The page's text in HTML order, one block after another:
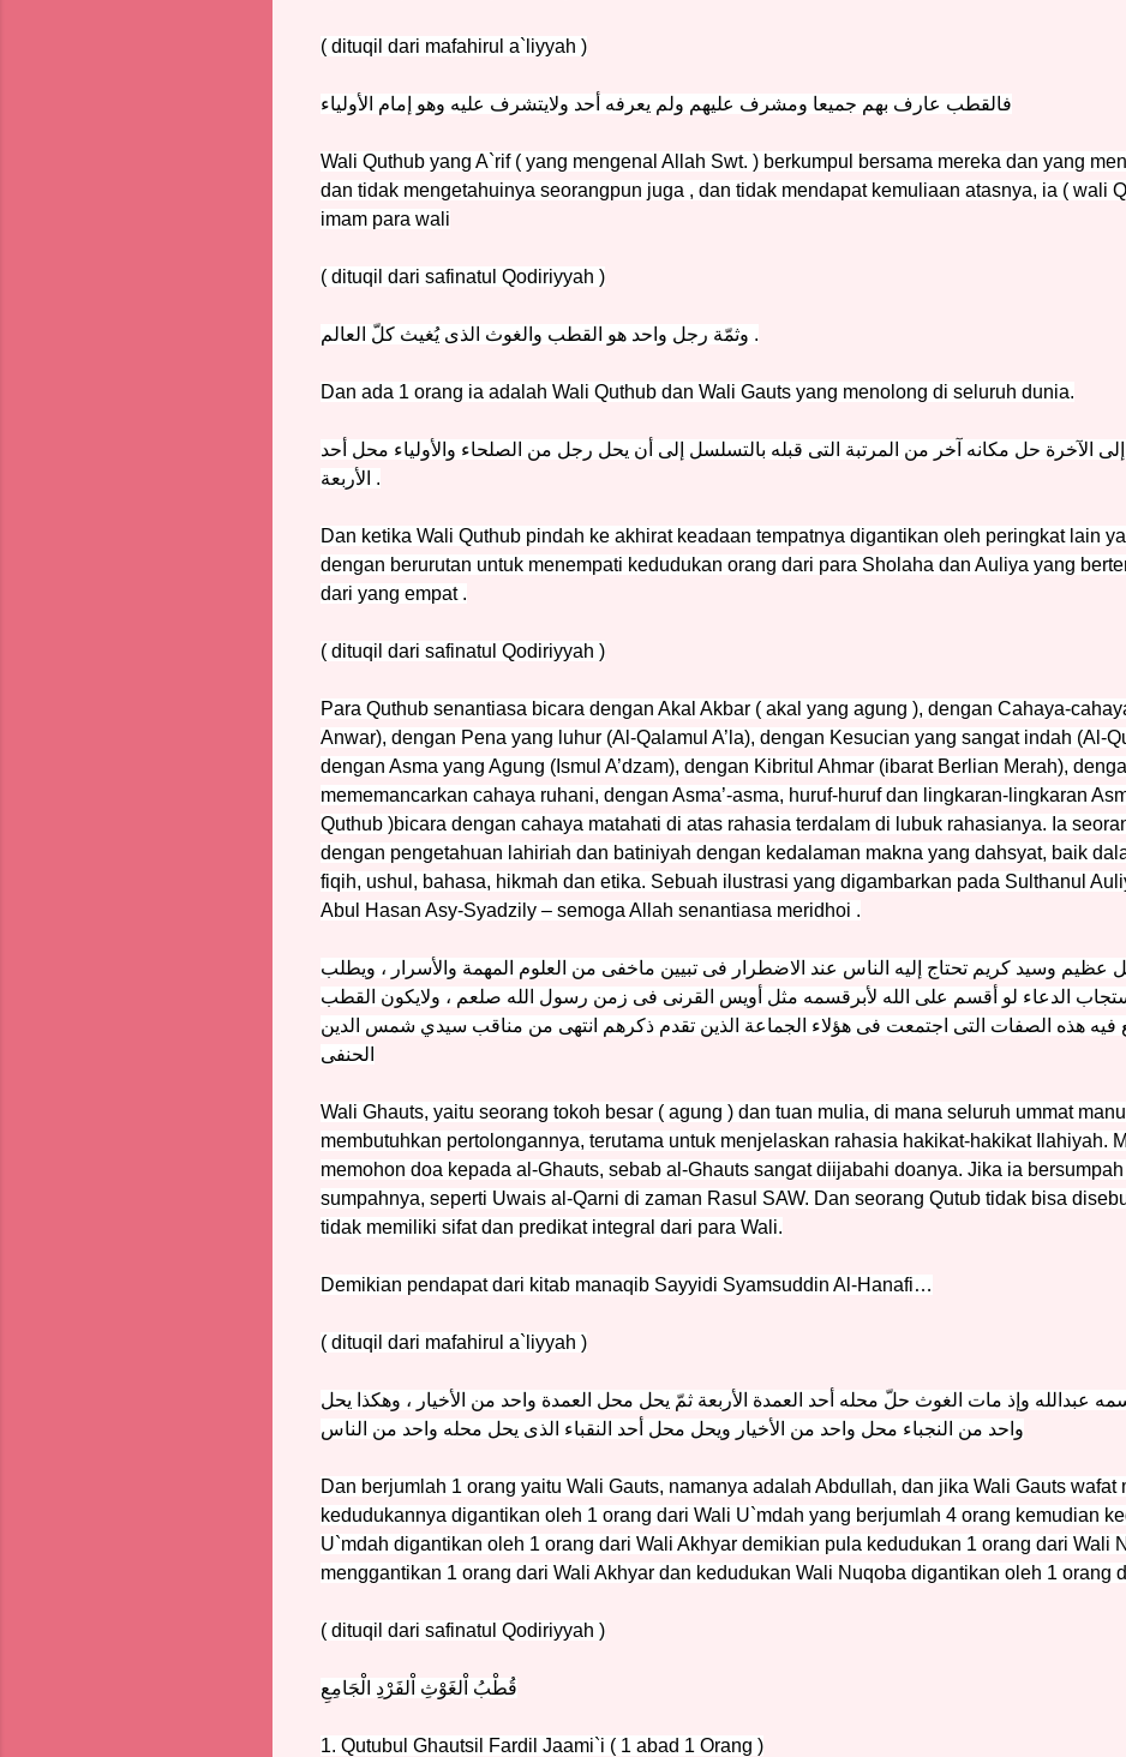
( dituqil dari mafahirul a`liyyah )
فالقطب عارف بهم جميعا ومشرف عليهم ولم يعرفه أحد ولايتشرف عليه وهو إمام الأولياء
Wali Quthub yang A`rif ( yang mengenal Allah Swt. ) berkumpul bersama mereka dan yang
dan tidak mengetahuinya seorangpun juga , dan tidak mendapat kemuliaan atasnya, ia ( wali
imam para wali
( dituqil dari safinatul Qodiriyyah )
وثمّة رجل واحد هو القطب والغوث الذى يُغيث كلّ العالم .
Dan ada 1 orang ia adalah Wali Quthub dan Wali Gauts yang menolong di seluruh dunia.
الآخرة حل مكانه آخر من المرتبة التى قبله بالتسلسل إلى أن يحل رجل من الصلحاء والأولياء محل أحد
الأربعة .
Dan ketika Wali Quthub pindah ke akhirat keadaan tempatnya digantikan oleh peringkat lain
dengan berurutan untuk menempati kedudukan orang dari para Sholaha dan Auliya yang
dari yang empat .
( dituqil dari safinatul Qodiriyyah )
Para Quthub senantiasa bicara dengan Akal Akbar ( akal yang agung ), dengan Cahaya-
Anwar), dengan Pena yang luhur (Al-Qalamul A’la), dengan Kesucian yang sangat indah (Al-
dengan Asma yang Agung (Ismul A’dzam), dengan Kibritul Ahmar (ibarat Berlian Merah),
mememancarkan cahaya ruhani, dengan Asma’-asma, huruf-huruf dan lingkaran-lingkaran
Quthub )bicara dengan cahaya matahati di atas rahasia terdalam di lubuk rahasianya. Ia
dengan pengetahuan lahiriah dan batiniyah dengan kedalaman makna yang dahsyat, baik
fiqih, ushul, bahasa, hikmah dan etika. Sebuah ilustrasi yang digambarkan pada Sulthanul
Abul Hasan Asy-Syadzily – semoga Allah senantiasa meridhoi .
وسيد كريم تحتاج إليه الناس عند الاضطرار فى تبيين ماخفى من العلوم المهمة والأسرار ، ويطلب
الدعاء لو أقسم على الله لأبرقسمه مثل أويس القرنى فى زمن رسول الله صلعم ، ولايكون القطب
فيه هذه الصفات التى اجتمعت فى هؤلاء الجماعة الذين تقدم ذكرهم انتهى من مناقب سيدي شمس الدين
الحنفى
Wali Ghauts, yaitu seorang tokoh besar ( agung ) dan tuan mulia, di mana seluruh ummat
membutuhkan pertolongannya, terutama untuk menjelaskan rahasia hakikat-hakikat Ilahiyah.
memohon doa kepada al-Ghauts, sebab al-Ghauts sangat diijabahi doanya. Jika ia
sumpahnya, seperti Uwais al-Qarni di zaman Rasul SAW. Dan seorang Qutub tidak bisa
tidak memiliki sifat dan predikat integral dari para Wali.
Demikian pendapat dari kitab manaqib Sayyidi Syamsuddin Al-Hanafi…
( dituqil dari mafahirul a`liyyah )
عبدالله وإذ مات الغوث حلّ محله أحد العمدة الأربعة ثمّ يحل محل العمدة واحد من الأخيار ، وهكذا يحل
واحد من النجباء محل واحد من الأخيار ويحل محل أحد النقباء الذى يحل محله واحد من الناس
Dan berjumlah 1 orang yaitu Wali Gauts, namanya adalah Abdullah, dan jika Wali Gauts wafat
kedudukannya digantikan oleh 1 orang dari Wali U`mdah yang berjumlah 4 orang kemudian
U`mdah digantikan oleh 1 orang dari Wali Akhyar demikian pula kedudukan 1 orang dari Wali
menggantikan 1 orang dari Wali Akhyar dan kedudukan Wali Nuqoba digantikan oleh 1 orang
( dituqil dari safinatul Qodiriyyah )
قُطْبُ اْلغَوْثِ اْلفَرْدِ الْجَامِعِ
1. Qutubul Ghautsil Fardil Jaami`i ( 1 abad 1 Orang )